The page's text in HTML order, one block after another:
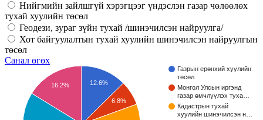
Нийгмийн зайлшгүй хэрэгцээг үндэслэн газар чөлөөлөх
тухай хуулийн төсөл
Геодези, зураг зүйн тухай /шинэчилсэн найруулга/
Хот байгуулалтын тухай хуулийн шинэчилсэн найруулгын
төсөл
Санал өгөх
Газрын ерөнхий хуулийн
төсөл
Монгол Улсын иргэнд
газар өмчлүүлэх туха…
Кадастрын тухай
хуулийн шинэчилсэн н…
12.6%
6.8%
16.2%